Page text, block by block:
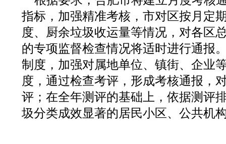
指标，加强精准考核，市对区按月定
度、厨余垃圾收运量等情况，对各区
的专项监督检查情况将适时进行通报
制度，加强对属地单位、镇街、企业
度，通过检查考评，形成考核通报，
评；在全年测评的基础上，依据测评
圾分类成效显著的居民小区、公共机